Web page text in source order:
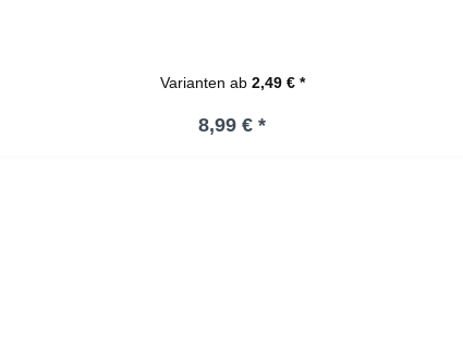
Varianten ab2,49 € *
Regulärer Preis:
8,99 € *